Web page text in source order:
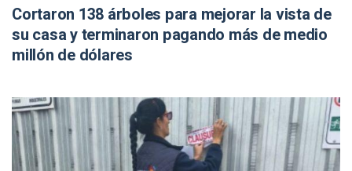
Cortaron 138 árboles para mejorar la vista de
su casa y terminaron pagando más de medio
millón de dólares